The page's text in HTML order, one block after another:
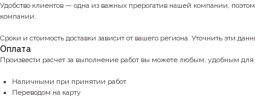
Удобство клиентов — одна из важных прерогатив нашей компании,
компании.
Сроки и стоимость доставки зависит от вашего региона. Уточнить эти
Оплата
Произвести расчет за выполнение работ вы можете любым, удобным
Наличными при принятии работ
Переводом на карту